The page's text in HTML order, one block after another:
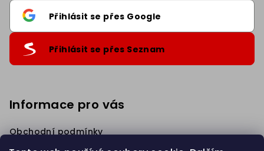
Přihlásit se přes Google
Přihlásit se přes Seznam
Informace pro vás
Obchodní podmínky
Podmínky ochrany osobních údajů